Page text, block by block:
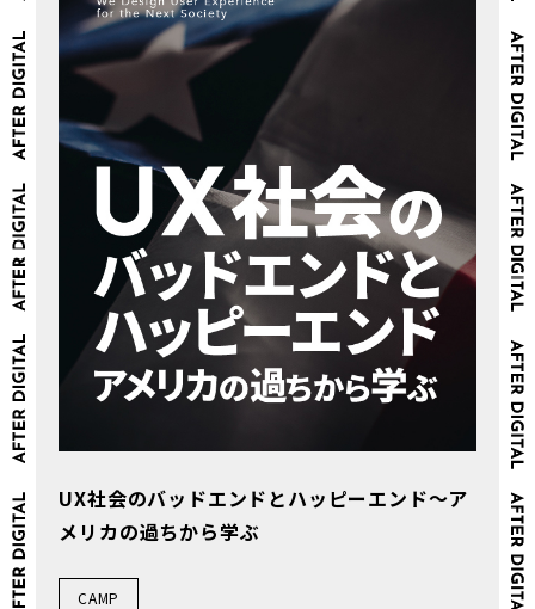
UX社会のバッドエンドとハッピーエンド～ア
メリカの過ちから学ぶ
CAMP